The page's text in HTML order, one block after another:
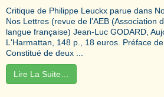
Critique de Philippe Leuckx parue dans
Nos Lettres (revue de l’AEB (Association
langue française) Jean-Luc GODARD,
L'Harmattan, 148 p., 18 euros. Préface de
Constitué de deux ...
Lire La Suite…